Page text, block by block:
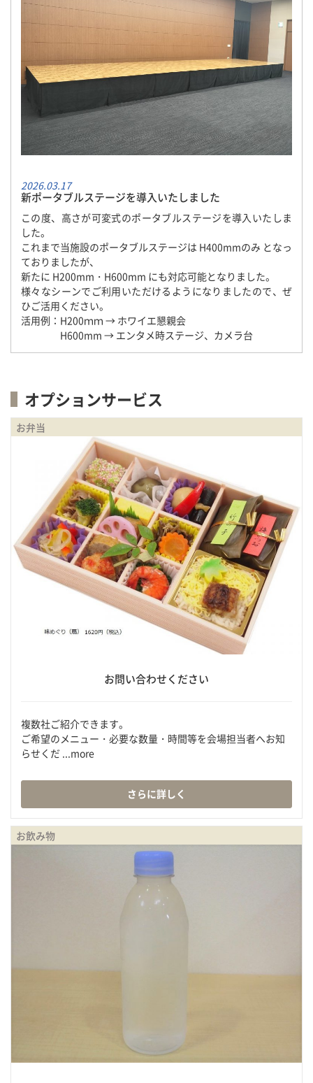
2026.03.17
新ポータブルステージを導入いたしました
この度、高さが可変式のポータブルステージを導入いたしま
した。
これまで当施設のポータブルステージは H400mmのみ となっ
ておりましたが、
新たに H200mm・H600mm にも対応可能となりました。
様々なシーンでご利用いただけるようになりましたので、ぜ
ひご活用ください。
活用例：H200ｍｍ → ホワイエ懇親会
H600mm → エンタメ時ステージ、カメラ台
オプションサービス
お弁当
お問い合わせください
複数社ご紹介できます。
ご希望のメニュー・必要な数量・時間等を会場担当者へお知
らせくだ ...more
さらに詳しく
お飲み物